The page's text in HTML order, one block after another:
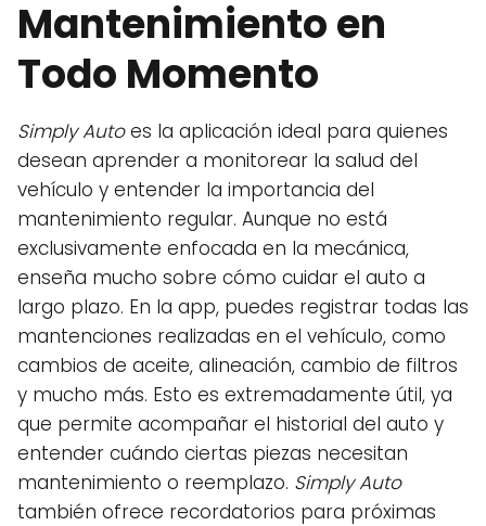
Mantenimiento en
Todo Momento
Simply Autoes la aplicación ideal para quienes
desean aprender a monitorear la salud del
vehículo y entender la importancia del
mantenimiento regular. Aunque no está
exclusivamente enfocada en la mecánica,
enseña mucho sobre cómo cuidar el auto a
largo plazo. En la app, puedes registrar todas las
mantenciones realizadas en el vehículo, como
cambios de aceite, alineación, cambio de filtros
y mucho más. Esto es extremadamente útil, ya
que permite acompañar el historial del auto y
entender cuándo ciertas piezas necesitan
mantenimiento o reemplazo. Simply Auto
también ofrece recordatorios para próximas